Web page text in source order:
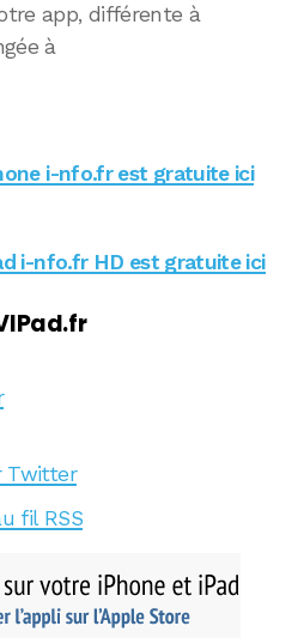
app, différente à
à
i-nfo.fr est gratuite ici
i-nfo.fr HD est gratuite ici
Twitter
fil RSS